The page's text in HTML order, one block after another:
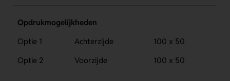
Opdrukmogelijkheden
Optie 1
Achterzijde
100 x 50
Optie 2
Voorzijde 100 x 50